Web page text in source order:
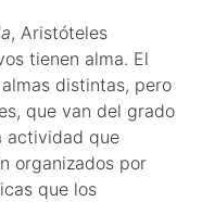
, Aristóteles
tienen alma. El
distintas, pero
que van del grado
actividad que
organizados por
que los